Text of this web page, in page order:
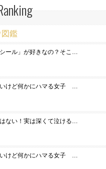
図鑑
ール」が好きなの？そこ…
いけど何かにハマる女子 …
ない！実は深くて泣ける…
いけど何かにハマる女子 …